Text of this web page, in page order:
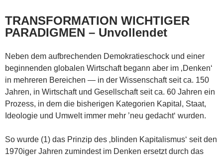
TRANSFORMATION WICHTIGER
PARADIGMEN – Unvollendet
Neben dem aufbrechenden Demokratieschock und einer
beginnenden globalen Wirtschaft begann aber im ‚Denken‘
in mehreren Bereichen — in der Wissenschaft seit ca. 150
Jahren, in Wirtschaft und Gesellschaft seit ca. 60 Jahren ein
Prozess, in dem die bisherigen Kategorien Kapital, Staat,
Ideologie und Umwelt immer mehr ’neu gedacht‘ wurden.
So wurde (1) das Prinzip des ‚blinden Kapitalismus‘ seit den
1970iger Jahren zumindest im Denken ersetzt durch das